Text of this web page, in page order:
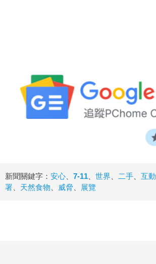
新聞關鍵字： 安心 7-11 世界 二手 互動
署
天然食物 威脅 展覽